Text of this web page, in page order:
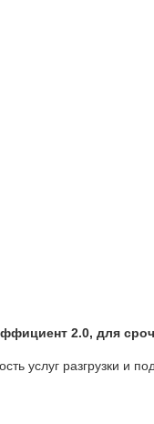
2.0, для
услуг разгрузки и